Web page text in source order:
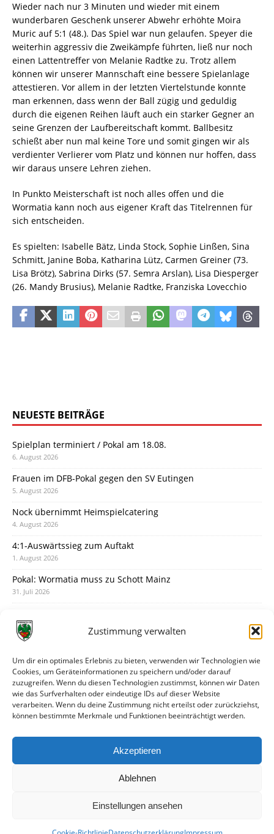
Zustimmung verwalten
Um dir ein optimales Erlebnis zu bieten, verwenden wir Technologien wie
Cookies, um Geräteinformationen zu speichern und/oder darauf
zuzugreifen. Wenn du diesen Technologien zustimmst, können wir Daten
wie das Surfverhalten oder eindeutige IDs auf dieser Website
verarbeiten. Wenn du deine Zustimmung nicht erteilst oder zurückziehst,
können bestimmte Merkmale und Funktionen beeinträchtigt werden.
Akzeptieren
Ablehnen
Einstellungen ansehen
Wieder nach nur 3 Minuten und wieder mit einem
wunderbaren Geschenk unserer Abwehr erhöhte Moira
Muric auf 5:1 (48.). Das Spiel war nun gelaufen. Speyer die
weiterhin aggressiv die Zweikämpfe führten, ließ nur noch
einen Lattentreffer von Melanie Radtke zu. Trotz allem
können wir unserer Mannschaft eine bessere Spielanlage
attestieren. Vor allem in der letzten Viertelstunde konnte
man erkennen, dass wenn der Ball zügig und geduldig
durch die eigenen Reihen läuft auch ein starker Gegner an
seine Grenzen der Laufbereitschaft kommt. Ballbesitz
schießt aber nun mal keine Tore und somit gingen wir als
verdienter Verlierer vom Platz und können nur hoffen, dass
wir daraus unsere Lehren ziehen.
In Punkto Meisterschaft ist noch alles offen und die
Wormatia kann noch aus eigener Kraft das Titelrennen für
sich entscheiden.
Es spielten: Isabelle Bätz, Linda Stock, Sophie Linßen, Sina
Schmitt, Janine Boba, Katharina Lütz, Carmen Greiner (73.
Lisa Brötz), Sabrina Dirks (57. Semra Arslan), Lisa Diesperger
(26. Mandy Brusius), Melanie Radtke, Franziska Lovecchio
NEUESTE BEITRÄGE
Spielplan terminiert / Pokal am 18.08.
6. August 2026
Frauen im DFB-Pokal gegen den SV Eutingen
5. August 2026
Nock übernimmt Heimspielcatering
4. August 2026
4:1-Auswärtssieg zum Auftakt
1. August 2026
Pokal: Wormatia muss zu Schott Mainz
31. Juli 2026
30. Juli 2026
28. Juli 2026
Neuer Rückensponsor
28. Juli 2026
Neue Podcast-Folge: So tickt Björn!
Eindrücke vom Stadionfest
27. Juli 2026